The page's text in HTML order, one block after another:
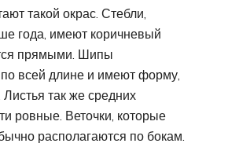
такой окрас. Стебли,
года, имеют коричневый
прямыми. Шипы
всей длине и имеют форму,
Листья так же средних
ровные. Веточки, которые
располагаются по бокам.